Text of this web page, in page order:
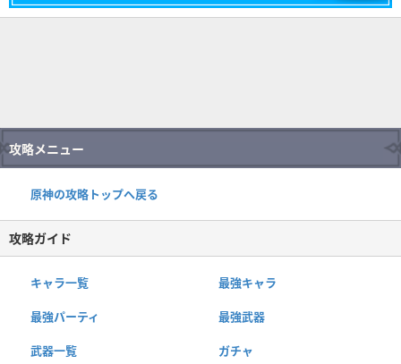
攻略メニュー
原神の攻略トップへ戻る
攻略ガイド
キャラ一覧 最強キャラ
最強パーティ 最強武器
武器一覧 ガチャ